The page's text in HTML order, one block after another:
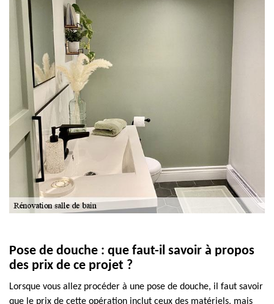
Pose de douche : que faut-il savoir à propos
des prix de ce projet ?
Lorsque vous allez procéder à une pose de douche, il faut savoir
que le prix de cette opération inclut ceux des matériels, mais